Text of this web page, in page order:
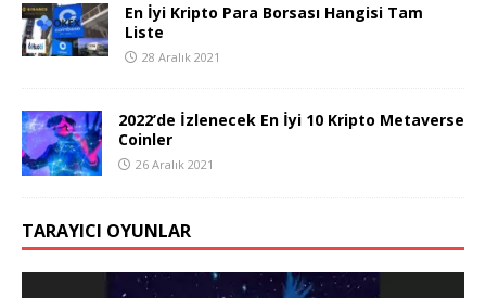
En İyi Kripto Para Borsası Hangisi Tam
Liste
28 Aralık 2021
2022’de İzlenecek En İyi 10 Kripto Metaverse
Coinler
26 Aralık 2021
TARAYICI OYUNLAR